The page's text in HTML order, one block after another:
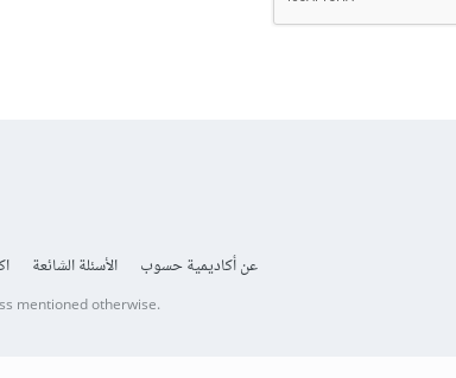
عن أكاديمية حسوب الأسئلة الشائعة
mentioned otherwise.